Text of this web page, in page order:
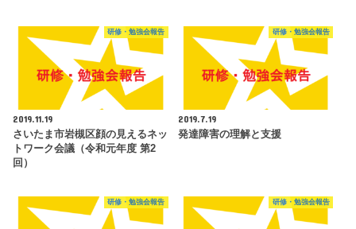
研修・勉強会報告
2019.11.19
さいたま市岩槻区顔の見えるネッ
トワーク会議（令和元年度 第2
回）
研修・勉強会報告
2019.7.19
発達障害の理解と支援
研修・勉強会報告 研修・勉強会報告